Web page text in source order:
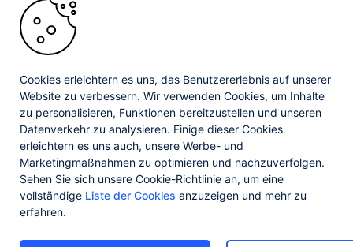
Careers
Offices
Copyright © 2026 Progress Software Corporation and/or its
subsidiaries or affiliates. All Rights Reserved.
Progress and certain product names used herein are trademarks or registered
trademarks of Progress Software Corporation and/or one of its subsidiaries or
affiliates in the U.S. and/or other countries. See Trademarks
for appropriate
markings. All rights in any other trademarks contained herein are reserved by
their respective owners and their inclusion does not imply an endorsement,
affiliation, or sponsorship as between Progress and the respective owners.
Privacy Center
Powered byProgress Sitefinity
Cookies erleichtern es uns, das Benutzererlebnis auf unserer
Website zu verbessern. Wir verwenden Cookies, um Inhalte
zu personalisieren, Funktionen bereitzustellen und unseren
Datenverkehr zu analysieren. Einige dieser Cookies
erleichtern es uns auch, unsere Werbe- und
Marketingmaßnahmen zu optimieren und nachzuverfolgen.
Sehen Sie sich unsere Cookie-Richtlinie an, um eine
vollständige Liste der Cookies anzuzeigen und mehr zu
erfahren.